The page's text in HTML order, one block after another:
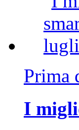
Prima
I